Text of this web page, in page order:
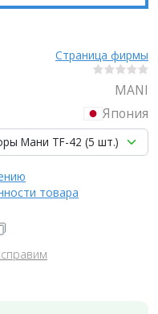
Страница фирмы
MANI
Япония
Мани TF-42 (5 шт.)
товара